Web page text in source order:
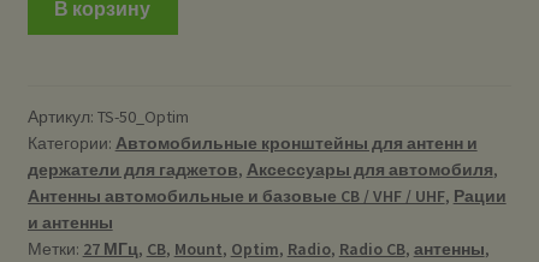
В корзину
Артикул: TS-50_Optim
Категории: Автомобильные кронштейны для антенн и
держатели для гаджетов, Аксессуары для автомобиля,
Антенны автомобильные и базовые CB / VHF / UHF, Рации
и антенны
Метки: 27 МГц, CB, Mount, Optim, Radio, Radio CB, антенны,